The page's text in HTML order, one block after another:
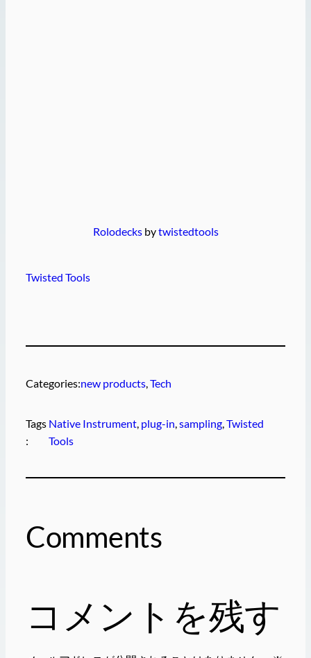
Rolodecksbytwistedtools
Twisted Tools
Categories:new products, Tech
Tags
:
Native Instrument plug-in , sampling , Twisted
Tools
Comments
コメントを残す